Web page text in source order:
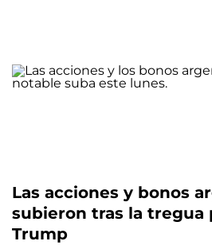
Las acciones y bonos
subieron tras la tregua
Trump